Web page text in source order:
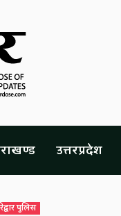
उत्तरप्रदेश
पुलिस